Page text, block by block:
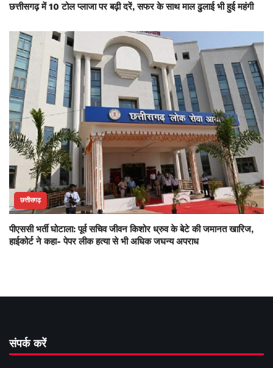
छत्तीसगढ़ में 10 टोल प्लाजा पर बढ़ी दरें, सफर के साथ माल ढुलाई भी हुई महंगी
छत्तीसगढ़
पीएससी भर्ती घोटाला: पूर्व सचिव जीवन किशोर ध्रुव के बेटे की जमानत खारिज,
हाईकोर्ट ने कहा- पेपर लीक हत्या से भी अधिक जघन्य अपराध
संपर्क करें